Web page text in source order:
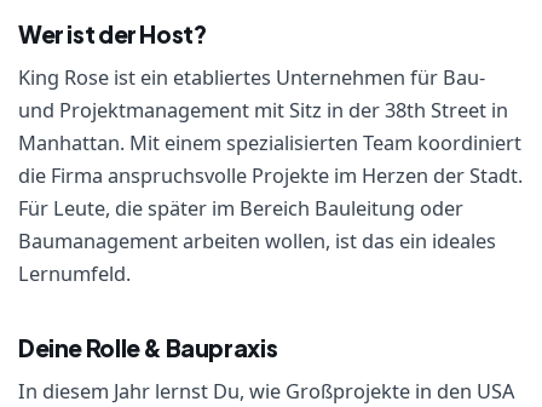
Wer ist der Host?
King Rose ist ein etabliertes Unternehmen für Bau-
und Projektmanagement mit Sitz in der 38th Street in
Manhattan. Mit einem spezialisierten Team koordiniert
die Firma anspruchsvolle Projekte im Herzen der Stadt.
Für Leute, die später im Bereich Bauleitung oder
Baumanagement arbeiten wollen, ist das ein ideales
Lernumfeld.
Deine Rolle & Baupraxis
In diesem Jahr lernst Du, wie Großprojekte in den USA